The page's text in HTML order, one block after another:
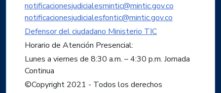
notificacionesjudicialesmintic@mintic.gov.co
notificacionesjudicialesfontic@mintic.gov.co
Defensor del ciudadano Ministerio TIC
Horario de Atención Presencial:
Lunes a viernes de 8:30 a.m. – 4:30 p.m. Jornada
Continua
©Copyright 2021 - Todos los derechos